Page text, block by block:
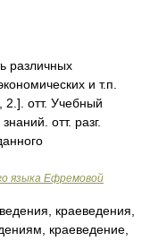
различных
и т.п.
2.]. отт. Учебный
отт. разг.
языка Ефремовой
краеведения,
краеведение,